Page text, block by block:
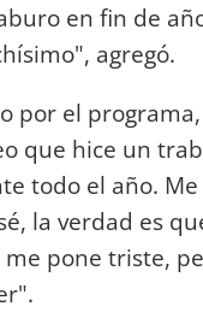
en fin de
agregó.
por el
que hice un
todo el año.
la verdad es
me pone triste,